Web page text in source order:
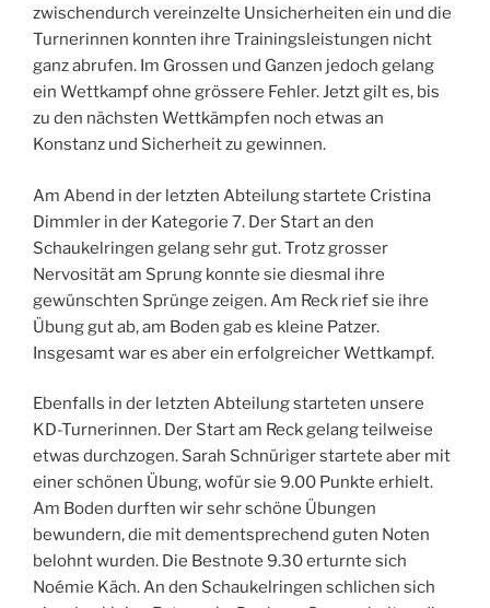
zwischendurch vereinzelte Unsicherheiten ein und die
Turnerinnen konnten ihre Trainingsleistungen nicht
ganz abrufen. Im Grossen und Ganzen jedoch gelang
ein Wettkampf ohne grössere Fehler. Jetzt gilt es, bis
zu den nächsten Wettkämpfen noch etwas an
Konstanz und Sicherheit zu gewinnen.
Am Abend in der letzten Abteilung startete Cristina
Dimmler in der Kategorie 7. Der Start an den
Schaukelringen gelang sehr gut. Trotz grosser
Nervosität am Sprung konnte sie diesmal ihre
gewünschten Sprünge zeigen. Am Reck rief sie ihre
Übung gut ab, am Boden gab es kleine Patzer.
Insgesamt war es aber ein erfolgreicher Wettkampf.
Ebenfalls in der letzten Abteilung starteten unsere
KD-Turnerinnen. Der Start am Reck gelang teilweise
etwas durchzogen. Sarah Schnüriger startete aber mit
einer schönen Übung, wofür sie 9.00 Punkte erhielt.
Am Boden durften wir sehr schöne Übungen
bewundern, die mit dementsprechend guten Noten
belohnt wurden. Die Bestnote 9.30 erturnte sich
Noémie Käch. An den Schaukelringen schlichen sich